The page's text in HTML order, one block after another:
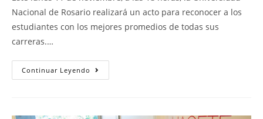
Nacional de Rosario realizará un acto para reconocer a los
estudiantes con los mejores promedios de todas sus
carreras.…
Continuar Leyendo